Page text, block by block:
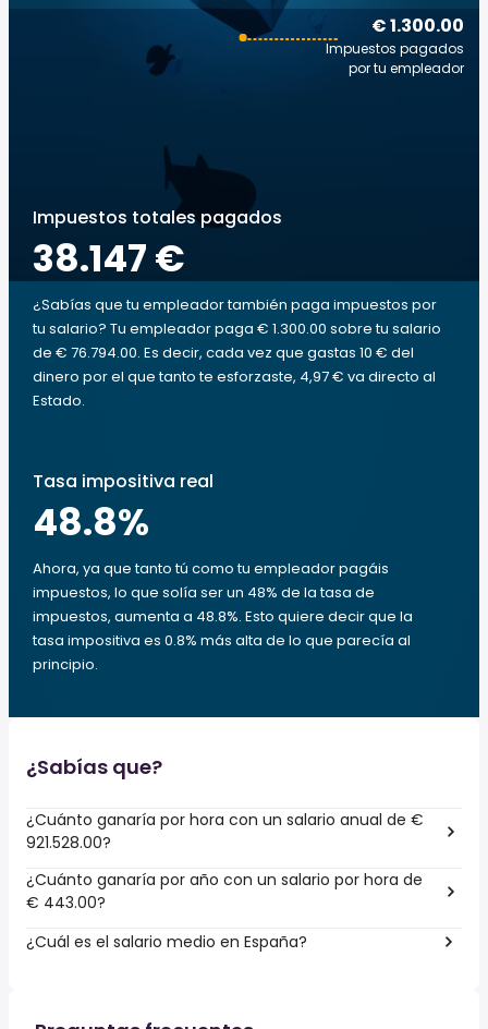
€ 1.300.00
Impuestos pagados
por tu empleador
Impuestos totales pagados
38.147 €
¿Sabías que tu empleador también paga impuestos por
tu salario? Tu empleador paga € 1.300.00 sobre tu salario
de € 76.794.00. Es decir, cada vez que gastas 10 € del
dinero por el que tanto te esforzaste, 4,97 € va directo al
Estado.
Tasa impositiva real
48.8%
Ahora, ya que tanto tú como tu empleador pagáis
impuestos, lo que solía ser un 48% de la tasa de
impuestos, aumenta a 48.8%. Esto quiere decir que la
tasa impositiva es 0.8% más alta de lo que parecía al
principio.
¿Sabías que?
¿Cuánto ganaría por hora con un salario anual de €
921.528.00?
¿Cuánto ganaría por año con un salario por hora de
€ 443.00?
¿Cuál es el salario medio en España?